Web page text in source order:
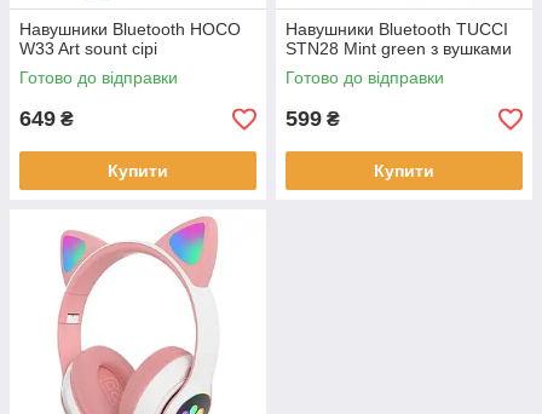
Навушники Bluetooth HOCO
W33 Art sount сірі
Готово до відправки
649 ₴
Купити
Навушники Bluetooth TUCCI
STN28 Mint green з вушками
Готово до відправки
599 ₴
Купити